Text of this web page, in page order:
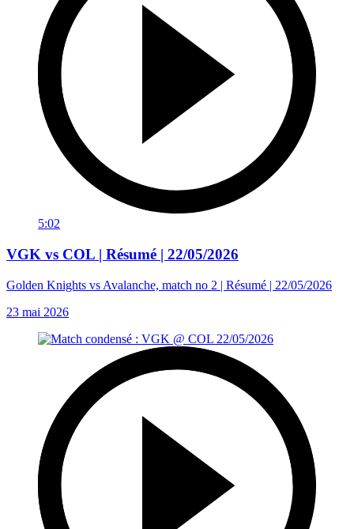
5:02
VGK vs COL | Résumé | 22/05/2026
Golden Knights vs Avalanche, match no 2 | Résumé | 22/05/2026
23 mai 2026